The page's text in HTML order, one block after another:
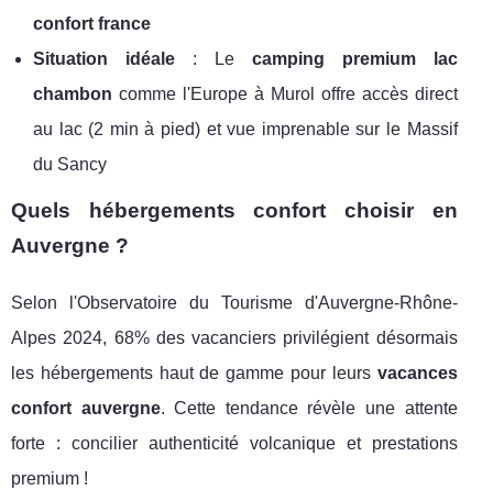
confort france
Situation idéale: Le camping premium lac
chambon comme l'Europe à Murol offre accès direct
au lac (2 min à pied) et vue imprenable sur le Massif
du Sancy
Quels hébergements confort choisir en
Auvergne ?
Selon l'Observatoire du Tourisme d'Auvergne-Rhône-
Alpes 2024, 68% des vacanciers privilégient désormais
les hébergements haut de gamme pour leurs vacances
confort auvergne. Cette tendance révèle une attente
forte : concilier authenticité volcanique et prestations
premium !